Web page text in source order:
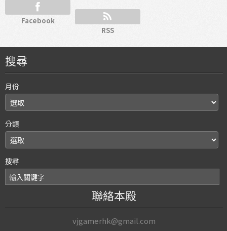
Facebook
RSS
搜尋
月份
分類
搜尋
聯絡本殿
vjgamerhk@gmail.com